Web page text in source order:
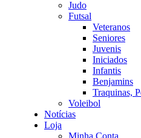
Judo
Futsal
Veteranos
Seniores
Juvenis
Iniciados
Infantis
Benjamins
Traquinas,
Voleibol
Notícias
Loja
Minha Conta